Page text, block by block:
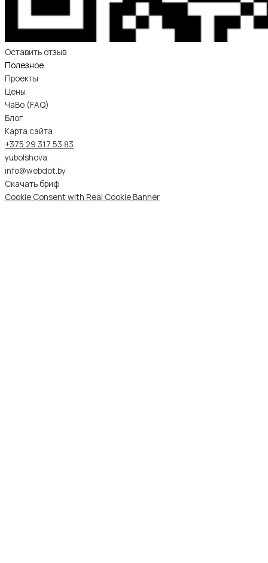
Оставить отзыв
Полезное
Проекты
Цены
ЧаВо (FAQ)
Блог
Карта сайта
+375 29 317 53 83
yubolshova
info@webdot.by
Скачать бриф
Cookie Consent with Real Cookie Banner